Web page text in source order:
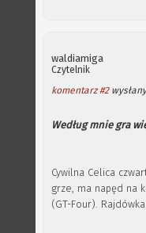
waldiamiga
Czytelnik
komentarz #2
Według mnie gra
Cywilna Celica
grze, ma napęd na
(GT-Four).